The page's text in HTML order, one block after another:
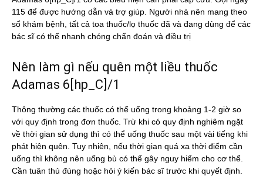
115 để được hướng dẫn và trợ giúp. Người nhà nên mang theo
sổ khám bệnh, tất cả toa thuốc/lọ thuốc đã và đang dùng để các
bác sĩ có thể nhanh chóng chẩn đoán và điều trị
Nên làm gì nếu quên một liều thuốc
Adamas 6[hp_C]/1
Thông thường các thuốc có thể uống trong khoảng 1-2 giờ so
với quy định trong đơn thuốc. Trừ khi có quy định nghiêm ngặt
về thời gian sử dụng thì có thể uống thuốc sau một vài tiếng khi
phát hiện quên. Tuy nhiên, nếu thời gian quá xa thời điểm cần
uống thì không nên uống bù có thể gây nguy hiểm cho cơ thể.
Cần tuân thủ đúng hoặc hỏi ý kiến bác sĩ trước khi quyết định.